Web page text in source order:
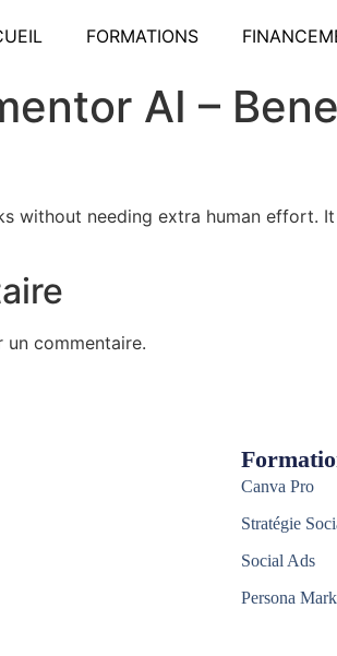
FORMATIONS
AI –
without needing extra human effort.
un commentaire.
Canva Pro
Stratégie
Social Ads
Persona